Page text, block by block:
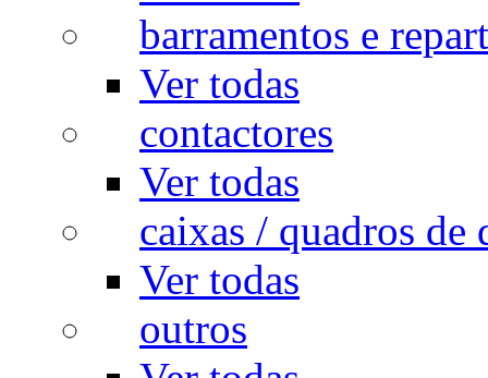
barramentos e
Ver todas
contactores
Ver todas
caixas / quadros de
Ver todas
outros